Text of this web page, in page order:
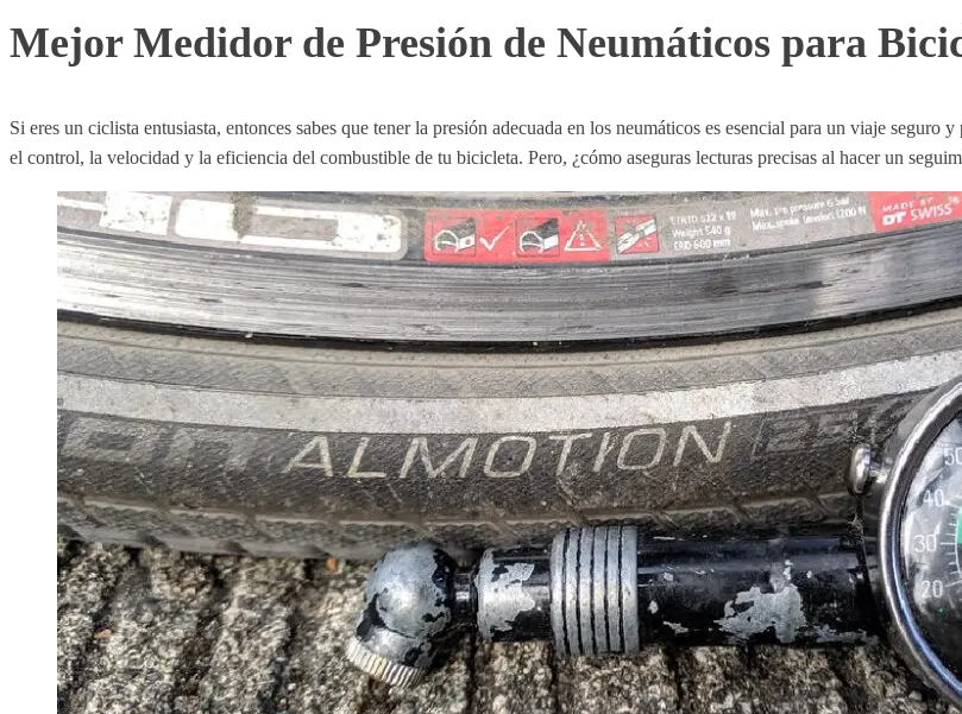
Mejor Medidor de Presión de Neumáticos para
Si eres un ciclista entusiasta, entonces sabes que tener la presión adecuada en los neumáticos es esencial para un viaje
el control, la velocidad y la eficiencia del combustible de tu bicicleta. Pero, ¿cómo aseguras lecturas precisas al hacer un